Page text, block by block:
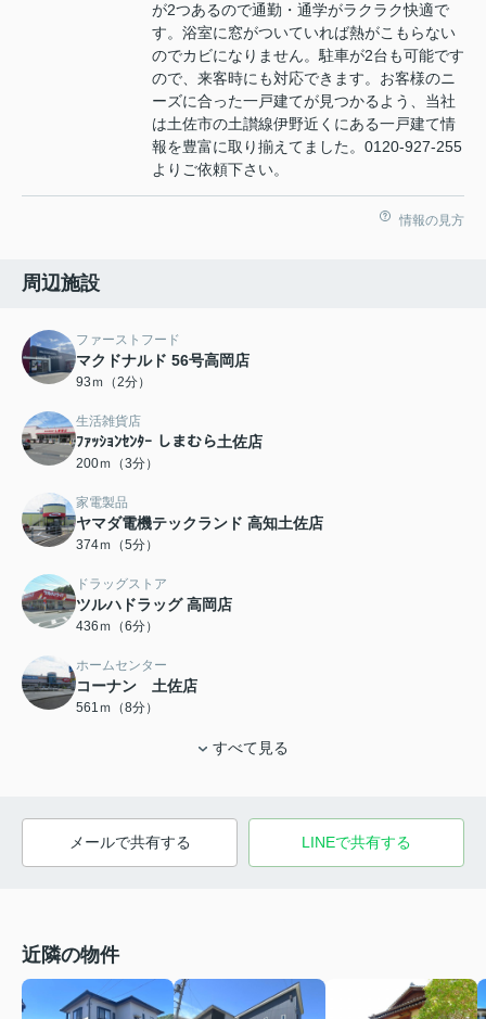
が2つあるので通勤・通学がラクラク快適で
す。浴室に窓がついていれば熱がこもらない
のでカビになりません。駐車が2台も可能です
ので、来客時にも対応できます。お客様のニ
ーズに合った一戸建てが見つかるよう、当社
は土佐市の土讃線伊野近くにある一戸建て情
報を豊富に取り揃えてました。0120-927-255
よりご依頼下さい。
情報の見方
周辺施設
ファーストフード
マクドナルド 56号高岡店
93ｍ（2分）
生活雑貨店
ﾌｧｯｼｮﾝｾﾝﾀｰ しまむら土佐店
200ｍ（3分）
家電製品
ヤマダ電機テックランド 高知土佐店
374ｍ（5分）
ドラッグストア
ツルハドラッグ 高岡店
436ｍ（6分）
ホームセンター
コーナン 土佐店
561ｍ（8分）
すべて見る
メールで共有する LINEで共有する
近隣の物件